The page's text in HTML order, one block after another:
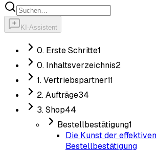
KI-Assistent
0. Erste Schritte1
0. Inhaltsverzeichnis2
1. Vertriebspartner11
2. Aufträge34
3. Shop44
Bestellbestätigung1
Die Kunst der effektiven
Bestellbestätigung